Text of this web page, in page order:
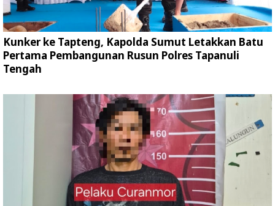
Kunker ke Tapteng, Kapolda Sumut Letakkan Batu
Pertama Pembangunan Rusun Polres Tapanuli
Tengah